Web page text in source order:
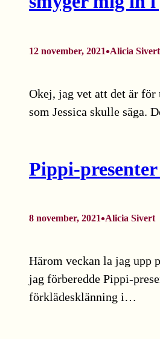
12 november, 2021•Alicia Sivert
Okej, jag vet att det är
som Jessica skulle säga.
Pippi-
8 november, 2021•Alicia Sivert
Härom veckan la jag upp
jag förberedde Pippi-
förklädesklänning i…